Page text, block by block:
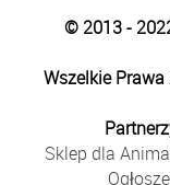
© 2013 -
Wszelkie
Sklep dla